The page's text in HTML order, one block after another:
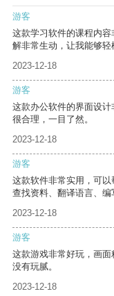
游客
这款学习软件的课程内
解非常生动，让我能够轻
2023-12-18
游客
这款办公软件的界面设
很合理，一目了然。
2023-12-18
游客
这款软件非常实用，可
查找资料、翻译语言、编
2023-12-18
游客
这款游戏非常好玩，画
没有玩腻。
2023-12-18